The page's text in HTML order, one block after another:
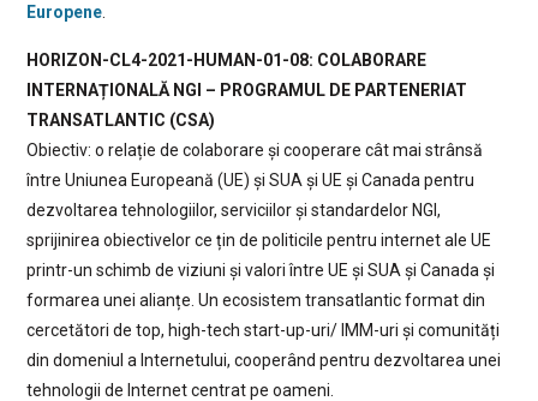
Europene.
HORIZON-CL4-2021-HUMAN-01-08: COLABORARE
INTERNAȚIONALĂ NGI – PROGRAMUL DE PARTENERIAT
TRANSATLANTIC (CSA)
Obiectiv: o relație de colaborare și cooperare cât mai strânsă
între Uniunea Europeană (UE) și SUA și UE și Canada pentru
dezvoltarea tehnologiilor, serviciilor și standardelor NGI,
sprijinirea obiectivelor ce țin de politicile pentru internet ale UE
printr-un schimb de viziuni și valori între UE și SUA și Canada și
formarea unei alianțe. Un ecosistem transatlantic format din
cercetători de top, high-tech start-up-uri/ IMM-uri și comunități
din domeniul a Internetului, cooperând pentru dezvoltarea unei
tehnologii de Internet centrat pe oameni.